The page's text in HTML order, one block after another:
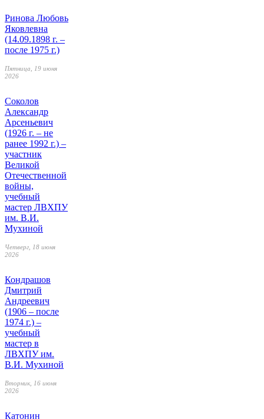
Ринова Любовь
Яковлевна
(14.09.1898 г. –
после 1975 г.)
Пятница, 19 июня
2026
Соколов
Александр
Арсеньевич
(1926 г. – не
ранее 1992 г.) –
участник
Великой
Отечественной
войны,
учебный
мастер ЛВХПУ
им. В.И.
Мухиной
Четверг, 18 июня
2026
Кондрашов
Дмитрий
Андреевич
(1906 – после
1974 г.) –
учебный
мастер в
ЛВХПУ им.
В.И. Мухиной
Вторник, 16 июня
2026
Катонин